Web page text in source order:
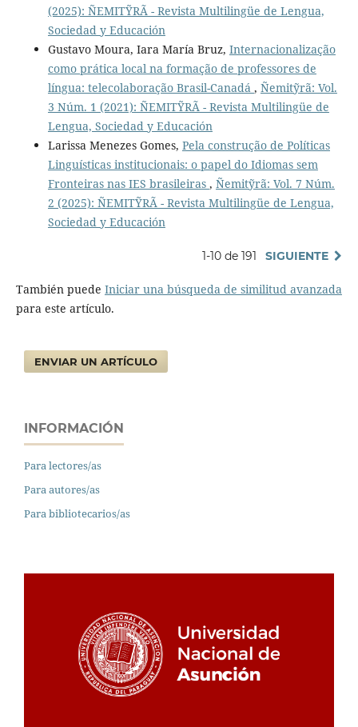
(2025): ÑEMITỸRÃ - Revista Multilingüe de Lengua,
Sociedad y Educación
Gustavo Moura, Iara María Bruz, Internacionalização
como prática local na formação de professores de
língua: telecolaboração Brasil-Canadá , Ñemitỹrã: Vol.
3 Núm. 1 (2021): ÑEMITỸRÃ - Revista Multilingüe de
Lengua, Sociedad y Educación
Larissa Menezes Gomes, Pela construção de Políticas
Linguísticas institucionais: o papel do Idiomas sem
Fronteiras nas IES brasileiras , Ñemitỹrã: Vol. 7 Núm.
2 (2025): ÑEMITỸRÃ - Revista Multilingüe de Lengua,
Sociedad y Educación
1-10 de 191 SIGUIENTE
También puede Iniciar una búsqueda de similitud avanzada
para este artículo.
ENVIAR UN ARTÍCULO
INFORMACIÓN
Para lectores/as
Para autores/as
Para bibliotecarios/as